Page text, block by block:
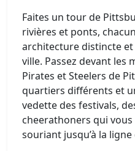
Faites un tour de
rivières et ponts,
architecture distincte
ville. Passez devant les
Pirates et Steelers de
quartiers différents et
vedette des festivals,
cheerathoners qui
souriant jusqu’à la ligne